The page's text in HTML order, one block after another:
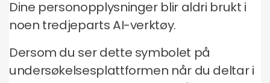
Dine personopplysninger blir aldri brukt i
noen tredjeparts AI-verktøy.
Dersom du ser dette symbolet på
undersøkelsesplattformen når du deltar i